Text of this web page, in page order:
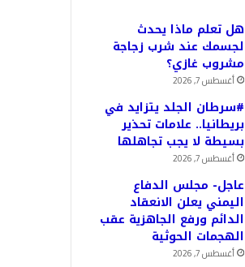
هل تعلم ماذا يحدث
لجسمك عند شرب زجاجة
مشروب غازي؟
أغسطس 7, 2026
#سرطان الجلد يتزايد في
بريطانيا.. علامات تحذير
بسيطة لا يجب تجاهلها
أغسطس 7, 2026
عاجل- مجلس الدفاع
اليمني يعلن الانعقاد
الدائم ورفع الجاهزية عقب
الهجمات الحوثية
أغسطس 7, 2026